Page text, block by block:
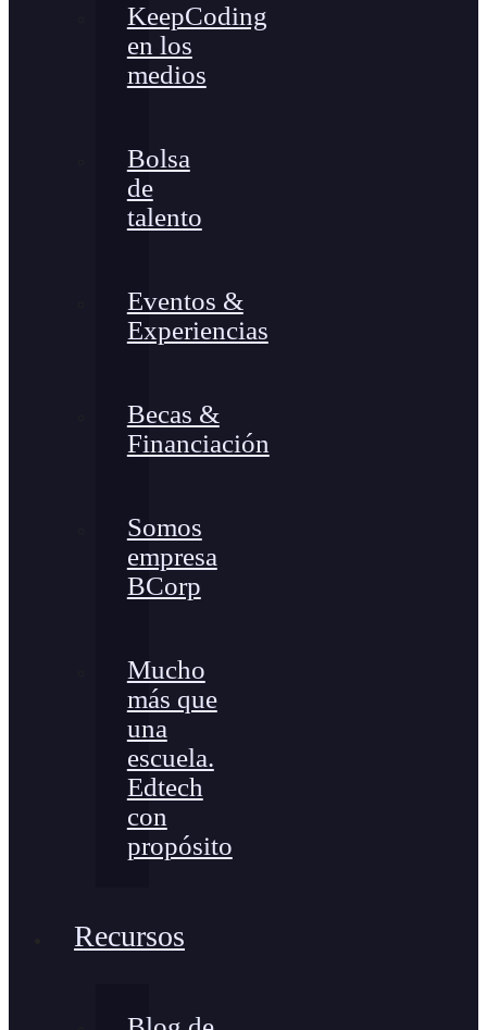
KeepCoding
en los
medios
Bolsa
de
talento
Eventos &
Experiencias
Becas &
Financiación
Somos
empresa
BCorp
Mucho
más que
una
escuela.
Edtech
con
propósito
Recursos